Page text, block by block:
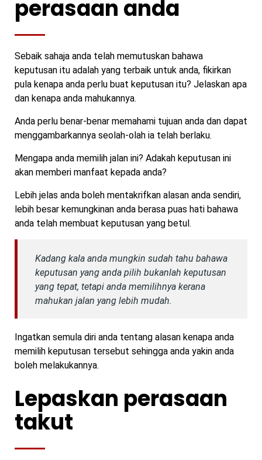
perasaan anda
Sebaik sahaja anda telah memutuskan bahawa
keputusan itu adalah yang terbaik untuk anda, fikirkan
pula kenapa anda perlu buat keputusan itu? Jelaskan apa
dan kenapa anda mahukannya.
Anda perlu benar-benar memahami tujuan anda dan dapat
menggambarkannya seolah-olah ia telah berlaku.
Mengapa anda memilih jalan ini? Adakah keputusan ini
akan memberi manfaat kepada anda?
Lebih jelas anda boleh mentakrifkan alasan anda sendiri,
lebih besar kemungkinan anda berasa puas hati bahawa
anda telah membuat keputusan yang betul.
Kadang kala anda mungkin sudah tahu bahawa
keputusan yang anda pilih bukanlah keputusan
yang tepat, tetapi anda memilihnya kerana
mahukan jalan yang lebih mudah.
Ingatkan semula diri anda tentang alasan kenapa anda
memilih keputusan tersebut sehingga anda yakin anda
boleh melakukannya.
Lepaskan perasaan
takut